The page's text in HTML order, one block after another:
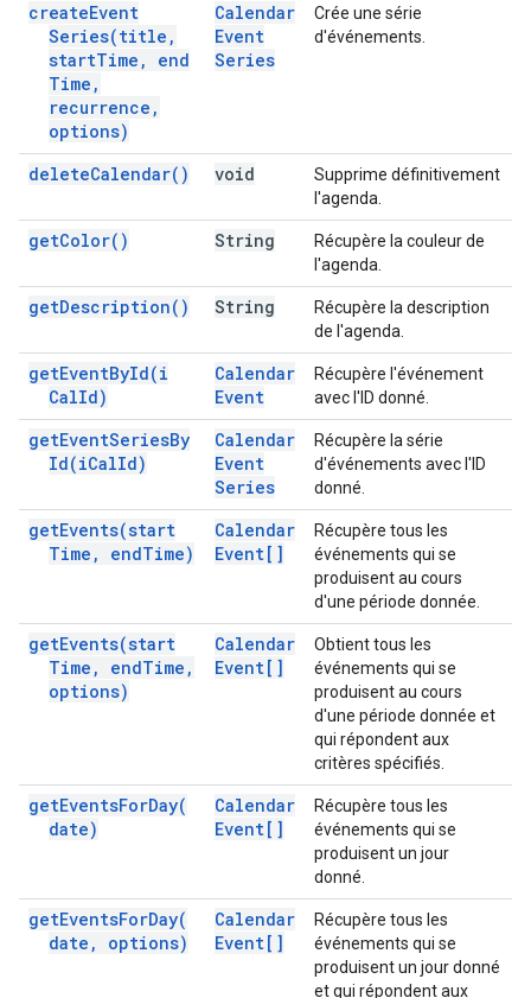
createEvent
Series(title ,
startTime ,
end
Time ,
recurrence ,
options)
Calendar
Event
Series
Crée une série
d'événements.
deleteCalendar( ) void
Supprime définitivement
l'agenda.
getColor( ) String
Récupère la couleur de
l'agenda.
getDescription( ) String
Récupère la description
de l'agenda.
getEventById(i
CalId)
Calendar
Event
Récupère l'événement
avec l'ID donné.
getEventSeriesBy
Id(iCalId)
Calendar
Event
Series
Récupère la série
d'événements avec l'ID
donné.
getEvents(start
Time , endTime)
Calendar
Event[]
Récupère tous les
événements qui se
produisent au cours
d'une période donnée.
getEvents(start
Time , endTime ,
options)
Calendar
Event[]
Obtient tous les
événements qui se
produisent au cours
d'une période donnée et
qui répondent aux
critères spécifiés.
getEventsForDay(
date)
Calendar
Event[]
Récupère tous les
événements qui se
produisent un jour
donné.
getEventsForDay(
date , options)
Calendar
Event[]
Récupère tous les
événements qui se
produisent un jour donné
et qui répondent aux